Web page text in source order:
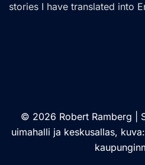
stories I have translated into
© 2026 Robert Ramberg |
uimahalli ja keskusallas,